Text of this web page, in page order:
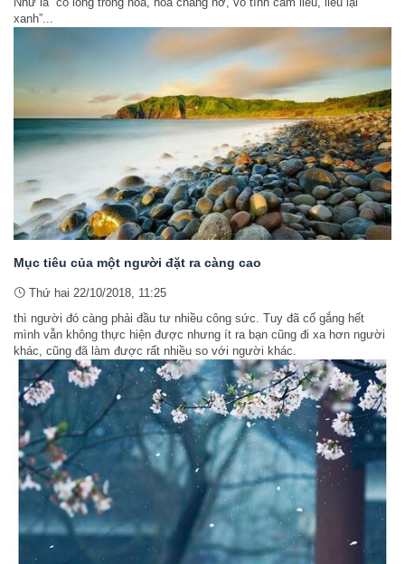
xanh”...
Mục tiêu của một người đặt ra càng cao
Thứ hai 22/10/2018, 11:25
thì người đó càng phải đầu tư nhiều công sức. Tuy đã cố gắng hết
mình vẫn không thực hiện được nhưng ít ra bạn cũng đi xa hơn người
khác, cũng đã làm được rất nhiều so với người khác.